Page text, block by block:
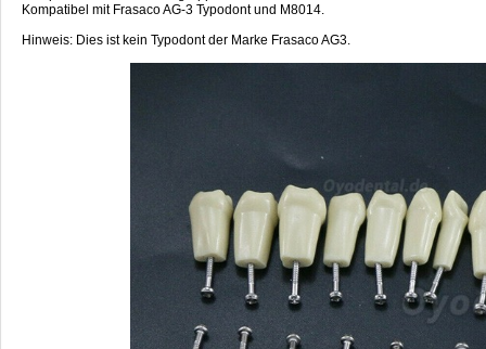
Kompatibel mit Frasaco AG-3 Typodont und M8014.
Hinweis: Dies ist kein Typodont der Marke Frasaco AG3.